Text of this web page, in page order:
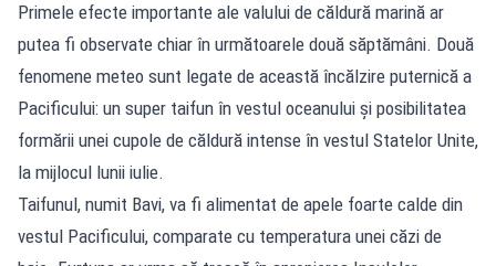
Primele efecte importante ale valului de căldură marină ar
putea fi observate chiar în următoarele două săptămâni. Două
fenomene meteo sunt legate de această încălzire puternică a
Pacificului: un super taifun în vestul oceanului și posibilitatea
formării unei cupole de căldură intense în vestul Statelor Unite,
la mijlocul lunii iulie.
Taifunul, numit Bavi, va fi alimentat de apele foarte calde din
vestul Pacificului, comparate cu temperatura unei căzi de